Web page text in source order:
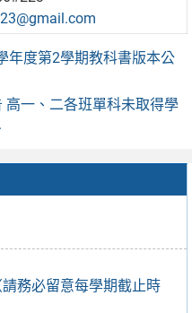
務必留意每學期截止時
年度第2學期教科書版本公
高一、二各班單科未取得學